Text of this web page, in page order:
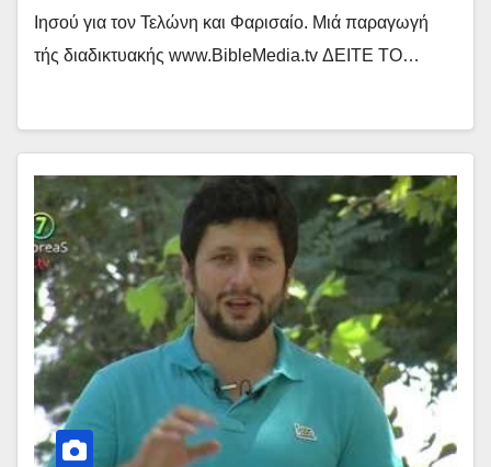
Ιησού για τον Τελώνη και Φαρισαίο. Μιά παραγωγή
τής διαδικτυακής www.BibleMedia.tv ΔΕΙΤΕ ΤΟ…